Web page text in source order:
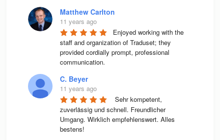
Matthew Carlton
11 years ago
Enjoyed working with the
staff and organization of Traduset; they
provided cordially prompt, professional
communication.
C. Beyer
11 years ago
Sehr kompetent,
zuverlässig und schnell. Freundlicher
Umgang. Wirklich empfehlenswert. Alles
bestens!